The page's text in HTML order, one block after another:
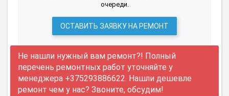
очереди.
ОСТАВИТЬ ЗАЯВКУ НА РЕМОНТ
Не нашли нужный вам ремонт?! Полный
перечень ремонтных работ уточняйте у
менеджера +375293886622. Нашли дешевле
ремонт чем у нас? Звоните, обсудим!